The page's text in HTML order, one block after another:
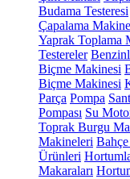
Budama Testeresi
Çapalama
Yaprak Toplama
Testereler
Biçme Makinesi
Biçme Makinesi
Parça Pompa
Pompası Su
Toprak Burgu
Makineleri
Ürünleri
Makaraları